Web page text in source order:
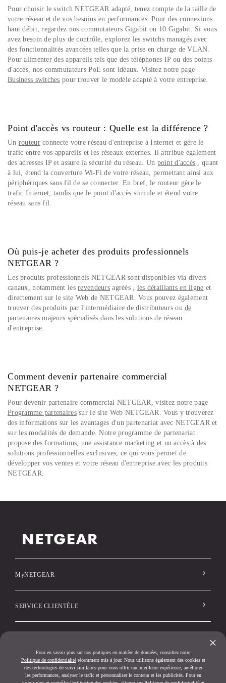
Pour choisir le switch NETGEAR adapté, tenez compte de la taille de
votre réseau et de vos besoins en performances. Pour des connexions
haut débit, regardez nos commutateurs Gigabit ou 10 Gigabit. Si vous
avez besoin de plus de contrôle, explorez les switchs managés avec
des fonctionnalités avancées telles que la prise en charge de VLAN.
Pour alimenter des appareils tels que des téléphones IP ou des points
d'accès, nos commutateurs PoE sont idéaux. Visitez notre page
Business switches pour trouver le modèle adapté à votre entreprise.
Point d'accès vs routeur : Quelle est la différence ?
Un routeurconnecte votre réseau d'entreprise à Internet et gère le
trafic entre vos appareils et les réseaux externes. Il attribue également
des adresses IP et assure la sécurité du réseau. Un point d'accès , quant
à lui, étend la couverture Wi-Fi de votre réseau, permettant ainsi aux
périphériques sans fil de se connecter. En bref, le routeur gère le
trafic Internet, tandis que le point d'accès stimule et étend votre
réseau sans fil.
Où puis-je acheter des produits professionnels
NETGEAR ? ​
Les produits professionnels NETGEAR sont disponibles via divers
canaux, notamment lesrevendeursagréés , les détaillants en ligne et
directement sur le site Web de NETGEAR. Vous pouvez également
trouver des produits par l'intermédiaire de distributeurs oude
partenaires majeurs spécialisés dans les solutions de réseau
d'entreprise.
Comment devenir partenaire commercial
NETGEAR ?​​
Pour devenir partenaire commercial NETGEAR, visitez notre page
Programme partenairessur le site Web NETGEAR. Vous y trouverez
des informations sur les avantages d'un partenariat avec NETGEAR et
sur les modalités de demande. Notre programme de partenariat
propose des formations, une assistance marketing et un accès à des
solutions professionnelles exclusives, ce qui vous permet de
développer vos ventes et votre réseau d'entreprise avec les produits
NETGEAR.
MyNETGEAR
SERVICE CLIENTÈLE
×
Pour en savoir plus sur nos pratiques en matière de données, consultez notre
Politique de confidentialitérécemment mis à jour. Nous utilisons également des cookies et
des technologies de suivi similaires pour vous offrir une meilleure expérience, améliorer
les performances, analyser le trafic et personnaliser le contenu et les publicités. Pour en